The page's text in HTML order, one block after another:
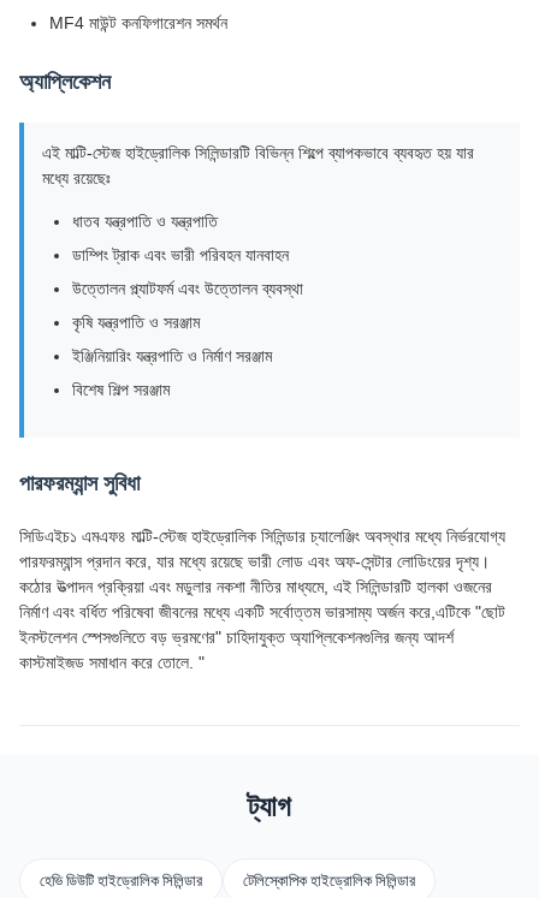
MF4 মাউন্ট কনফিগারেশন সমর্থন
অ্যাপ্লিকেশন
এই মাল্টি-স্টেজ হাইড্রোলিক সিলিন্ডারটি বিভিন্ন শিল্পে ব্যাপকভাবে ব্যবহৃত হয় যার
মধ্যে রয়েছেঃ
ধাতব যন্ত্রপাতি ও যন্ত্রপাতি
ডাম্পিং ট্রাক এবং ভারী পরিবহন যানবাহন
উত্তোলন প্ল্যাটফর্ম এবং উত্তোলন ব্যবস্থা
কৃষি যন্ত্রপাতি ও সরঞ্জাম
ইঞ্জিনিয়ারিং যন্ত্রপাতি ও নির্মাণ সরঞ্জাম
বিশেষ শিল্প সরঞ্জাম
পারফরম্যান্স সুবিধা
সিডিএইচ১ এমএফ৪ মাল্টি-স্টেজ হাইড্রোলিক সিলিন্ডার চ্যালেঞ্জিং অবস্থার মধ্যে নির্ভরযোগ্য
পারফরম্যান্স প্রদান করে, যার মধ্যে রয়েছে ভারী লোড এবং অফ-সেন্টার লোডিংয়ের দৃশ্য।
কঠোর উত্পাদন প্রক্রিয়া এবং মডুলার নকশা নীতির মাধ্যমে, এই সিলিন্ডারটি হালকা ওজনের
নির্মাণ এবং বর্ধিত পরিষেবা জীবনের মধ্যে একটি সর্বোত্তম ভারসাম্য অর্জন করে,এটিকে "ছোট
ইনস্টলেশন স্পেসগুলিতে বড় ভ্রমণের" চাহিদাযুক্ত অ্যাপ্লিকেশনগুলির জন্য আদর্শ
কাস্টমাইজড সমাধান করে তোলে. "
ট্যাগ
হেভি ডিউটি হাইড্রোলিক সিলিন্ডার টেলিস্কোপিক হাইড্রোলিক সিলিন্ডার